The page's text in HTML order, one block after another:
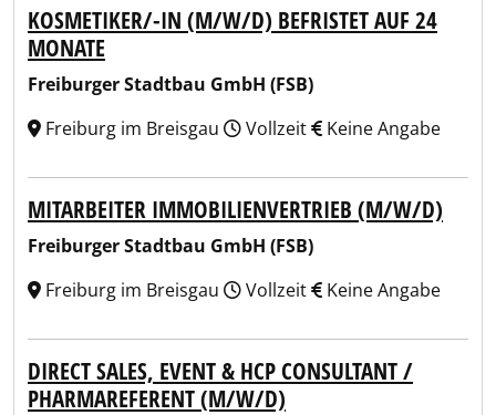
KOSMETIKER/-IN (M/W/D) BEFRISTET AUF 24
MONATE
Freiburger Stadtbau GmbH (FSB)
Freiburg im Breisgau
Vollzeit Keine Angabe
MITARBEITER IMMOBILIENVERTRIEB (M/W/D)
Freiburger Stadtbau GmbH (FSB)
Freiburg im Breisgau
Vollzeit Keine Angabe
DIRECT SALES, EVENT & HCP CONSULTANT /
PHARMAREFERENT (M/W/D)